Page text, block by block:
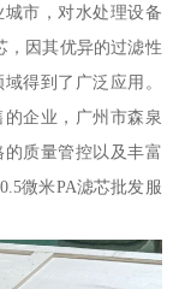
市，对水处理设备
，因其优异的过滤性
得到了广泛应用。
企业，广州市森泉
质量管控以及丰富
微米PA滤芯批发服